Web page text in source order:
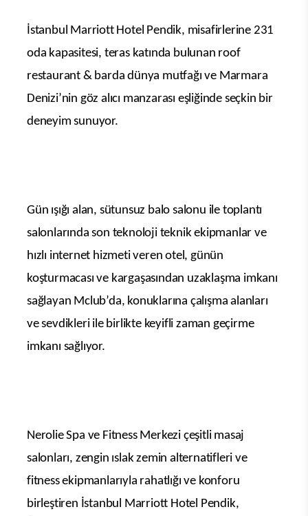
İstanbul Marriott Hotel Pendik, misafirlerine 231
oda kapasitesi, teras katında bulunan roof
restaurant & barda dünya mutfağı ve Marmara
Denizi’nin göz alıcı manzarası eşliğinde seçkin bir
deneyim sunuyor.
imkanı sağlıyor.